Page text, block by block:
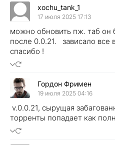
xochu_tank_1
17 июля 2025 17:13
можно обновить пж. таб он
после 0.0.21. зависало все
спасибо !
Гордон Фримен
19 июля 2025 04:16
v.0.0.21, сырущая
торренты попадает как